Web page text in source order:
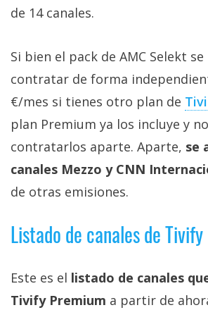
El medio de
encontrarás
noticias sobre
tecnología,
móviles,
ordenadores,
apps,
informática,
videojuegos,
comparativas,
trucos y
El Grupo
Informático
derechos
reservados.
de 14 canales.
Si bien el pack de AMC Selekt
contratar de forma
€/mes si tienes otro plan de
plan Premium ya los incluye y
contratarlos aparte. Aparte, se
canales Mezzo y CNN
de otras emisiones.
Listado de canales de
Este es el listado de canales
Tivify Premium a partir de